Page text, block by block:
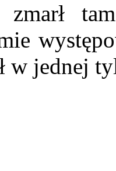
zmarł
w jednej